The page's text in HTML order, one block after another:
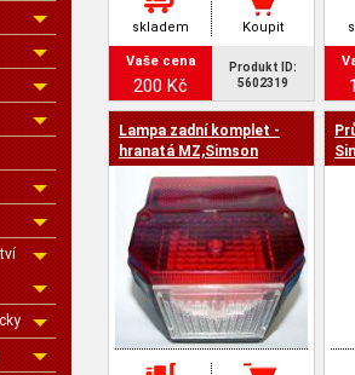
skladem Koupit
Vaše cena
200 Kč
Produkt ID:
5602319
Lampa zadní komplet -
hranatá MZ,Simson